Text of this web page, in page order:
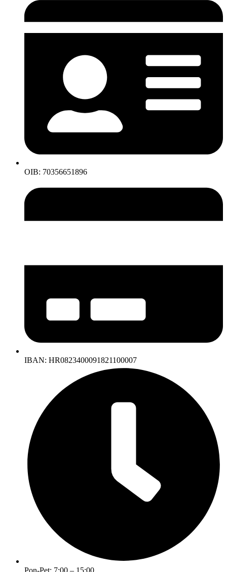
OIB: 70356651896
IBAN: HR0823400091821100007
Pon-Pet: 7:00 – 15:00